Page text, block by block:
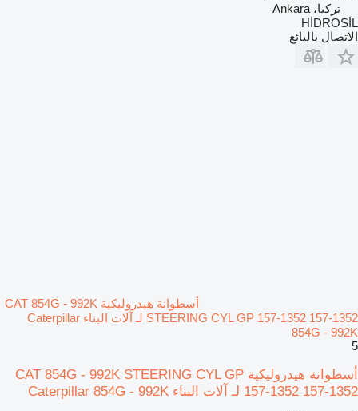
تركيا، Ankara
HİDROSİL
الاتصال بالبائع
أسطوانة هيدروليكية CAT 854G - 992K
STEERING CYL GP 157-1352 157-1352 لـ آلات البناء Caterpillar
854G - 992K
5
أسطوانة هيدروليكية CAT 854G - 992K STEERING CYL GP
157-1352 157-1352 لـ آلات البناء Caterpillar 854G - 992K